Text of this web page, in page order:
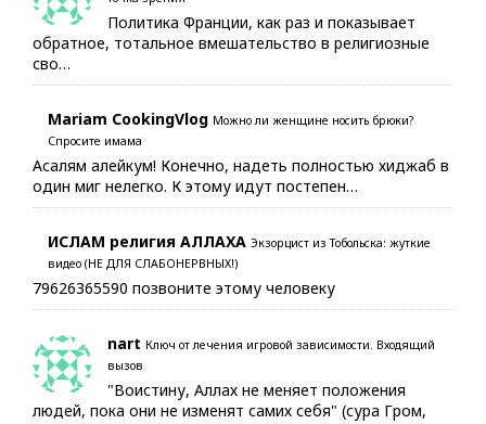
Политика Франции, как раз и показывает
обратное, тотальное вмешательство в религиозные
сво…
Mariam CookingVlog Можно ли женщине носить брюки?
Спросите имама
Асалям алейкум! Конечно, надеть полностью хиджаб в
один миг нелегко. К этому идут постепен…
ИСЛАМ религия АЛЛАХА Экзорцист из Тобольска: жуткие
видео (НЕ ДЛЯ СЛАБОНЕРВНЫХ!)
79626365590 позвоните этому человеку
nart Ключ от лечения игровой зависимости. Входящий
вызов
"Воистину, Аллах не меняет положения
людей, пока они не изменят самих себя" (сура Гром,